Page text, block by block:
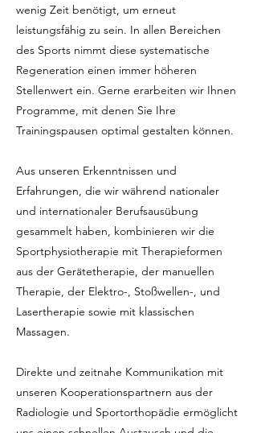
wenig Zeit benötigt, um erneut
leistungsfähig zu sein. In allen Bereichen
des Sports nimmt diese systematische
Regeneration einen immer höheren
Stellenwert ein. Gerne erarbeiten wir Ihnen
Programme, mit denen Sie Ihre
Trainingspausen optimal gestalten können.
Aus unseren Erkenntnissen und
Erfahrungen, die wir während nationaler
und internationaler Berufsausübung
gesammelt haben, kombinieren wir die
Sportphysiotherapie mit Therapieformen
aus der Gerätetherapie, der manuellen
Therapie, der Elektro-, Stoßwellen-, und
Lasertherapie sowie mit klassischen
Massagen.
Direkte und zeitnahe Kommunikation mit
unseren Kooperationspartnern aus der
Radiologie und Sportorthopädie ermöglicht